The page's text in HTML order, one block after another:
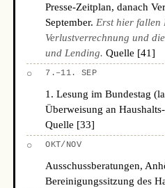
Presse-Zeitplan, danach
September. Erst hier fallen
Verlustverrechnung und
und Lending. Quelle [41]
○ 7.–11. SEP
1. Lesung im Bundestag
Überweisung an
Quelle [33]
○ OKT/NOV
Ausschussberatungen,
Bereinigungssitzung des